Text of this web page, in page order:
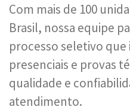
Com mais de 100
Brasil, nossa equipe
processo seletivo
presenciais e provas
qualidade e
atendimento.